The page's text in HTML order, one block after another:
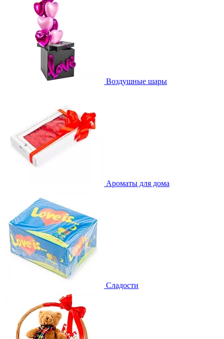
Воздушные шары
Ароматы для дома
Сладости